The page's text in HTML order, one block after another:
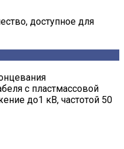
доступное для
с пластмассовой
до1 кВ, частотой 50